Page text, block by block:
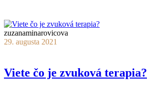
zuzanaminarovicova
29. augusta 2021
Viete čo je zvuková terapia?